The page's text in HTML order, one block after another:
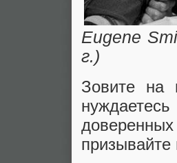
Eugene
г.)
Зовите на